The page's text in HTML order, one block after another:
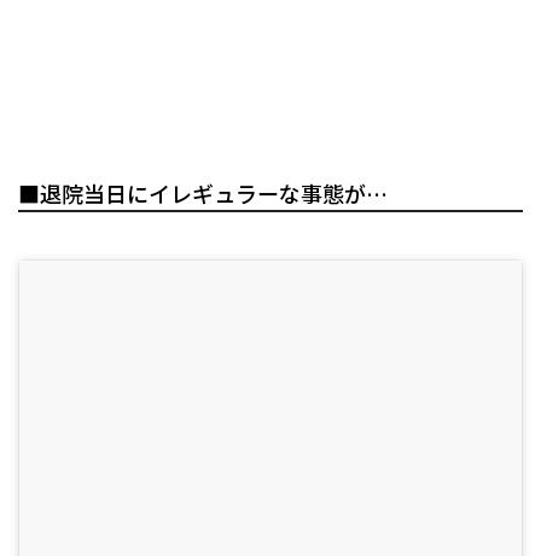
■退院当日にイレギュラーな事態が…